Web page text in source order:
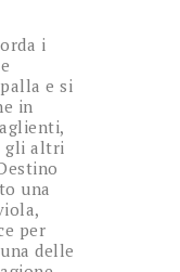
i
e si
in
gli altri
una
per
delle